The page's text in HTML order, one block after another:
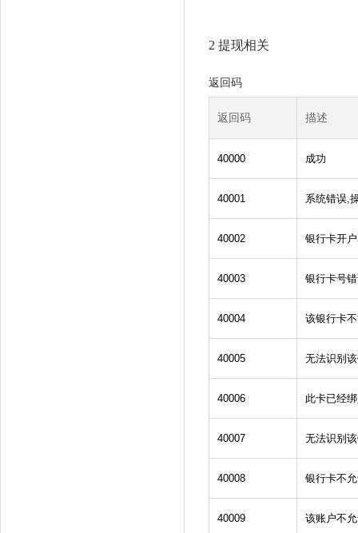
2 提现相关
返回码
返回码 描述
40000 成功
40001 系统错误,
40002 银行卡开
40003 银行卡号
40004 该银行卡
40005 无法识别
40006 此卡已经
40007 无法识别
40008 银行卡不
40009 该账户不